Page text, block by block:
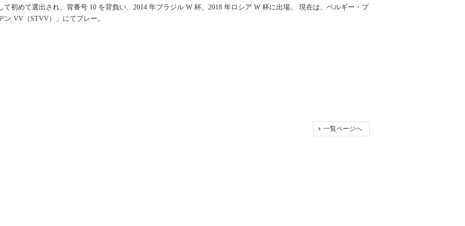
て初めて選出され、背番号 10 を背負い、2014 年ブラジル W 杯、2018 年ロシア W 杯に出場。 現在は、ベルギー・プ
ン VV（STVV）」にてプレー。
一覧ページへ